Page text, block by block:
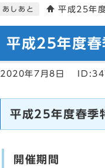
あしあと 平成25年
平成25年度春
2020年7月8日
平成25年度春季
開催期間